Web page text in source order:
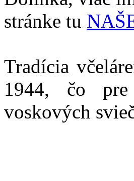
stránke tu
Tradícia
1944, čo pre
voskových